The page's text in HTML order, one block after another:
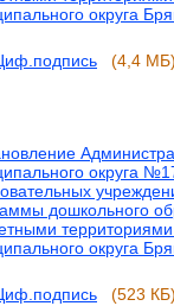
округа
(4,4 МБ)
округа
дошкольного
округа
(523 КБ)